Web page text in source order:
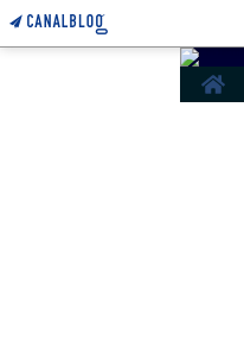
Home